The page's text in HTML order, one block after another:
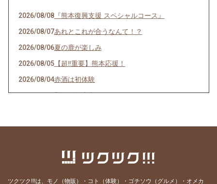
2026/08/08『熊本復興支援 スペシャルコース』
2026/08/07あれとこれが合うなんて！？
2026/08/06夏の鹿が楽しみ
2026/08/05【超‼️重要】熊本応援！
2026/08/04赤酒は初体験
2026/08/03緊急 熊本支援
熊本食材
ツクツク!!!は、モノ（物販）・コト（体験）・ゴチソウ（グルメ）・オメカ